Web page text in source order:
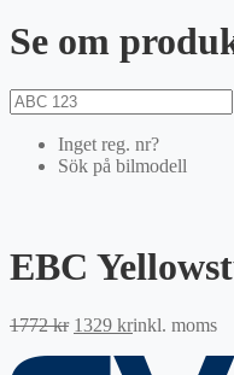
Se om
Inget reg. nr?
Sök på bilmodell
EBC
1772kr Det
1329 krDet
priset
inkl. moms